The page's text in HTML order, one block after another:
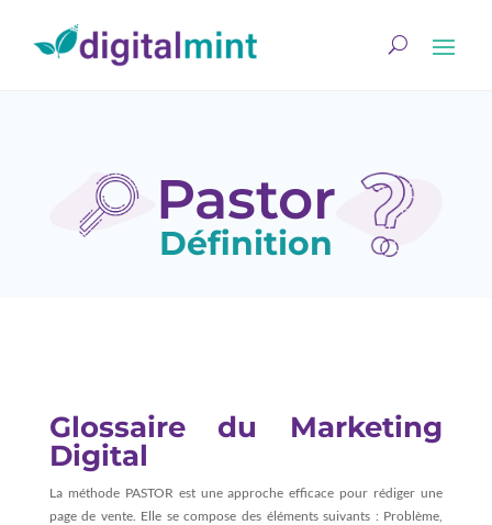
Pastor
Définition
Glossaire du Marketing
Digital
La méthode PASTOR est une approche efficace pour rédiger une
page de vente. Elle se compose des éléments suivants : Problème,